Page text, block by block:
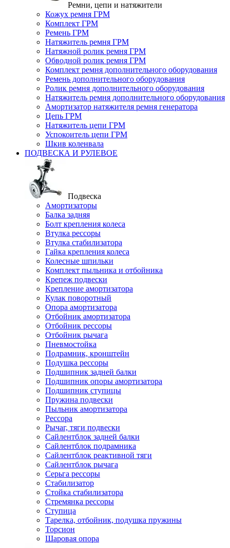
Ремни, цепи и натяжители
Кожух ремня ГРМ
Комплект ГРМ
Ремень ГРМ
Натяжитель ремня ГРМ
Натяжной ролик ремня ГРМ
Обводной ролик ремня ГРМ
Комплект ремня дополнительного оборудования
Ремень дополнительного оборудования
Ролик ремня дополнительного оборудования
Натяжитель ремня дополнительного оборудования
Амортизатор натяжителя ремня генератора
Цепь ГРМ
Натяжитель цепи ГРМ
Успокоитель цепи ГРМ
Шкив коленвала
ПОДВЕСКА И РУЛЕВОЕ
Подвеска
Амортизаторы
Балка задняя
Болт крепления колеса
Втулка рессоры
Втулка стабилизатора
Гайка крепления колеса
Колесные шпильки
Комплект пыльника и отбойника
Крепеж подвески
Крепление амортизатора
Кулак поворотный
Опора амортизатора
Отбойник амортизатора
Отбойник рессоры
Отбойник рычага
Пневмостойка
Подрамник, кронштейн
Подушка рессоры
Подшипник задней балки
Подшипник опоры амортизатора
Подшипник ступицы
Пружина подвески
Пыльник амортизатора
Рессора
Рычаг, тяги подвески
Сайлентблок задней балки
Сайлентблок подрамника
Сайлентблок реактивной тяги
Сайлентблок рычага
Серьга рессоры
Стабилизатор
Стойка стабилизатора
Стремянка рессоры
Ступица
Тарелка, отбойник, подушка пружины
Торсион
Шаровая опора